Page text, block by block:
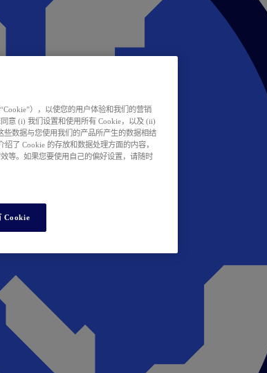
），以使您的用户体验和我们的营销
意 (i) 我们设置和使用所有 Cookie，以及 (ii)
数据与您使用我们的产品所产生的数据相结
绍了 Cookie 的存放和数据处理方面的内容，
等。如果您要使用自己的偏好设置，请随时
Cookie